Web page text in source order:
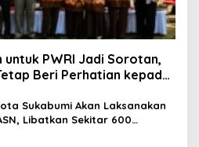
PWRI Jadi Sorotan,
Beri Perhatian kepada
Sukabumi Akan Laksanakan
Libatkan Sekitar 600